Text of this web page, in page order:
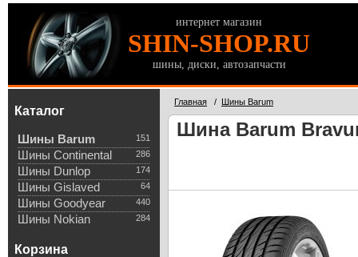
интернет магазин
SHIN-SHOP.RU
шины, диски, автозапчасти
Каталог
151
Шины Barum
286
Шины Continental
174
Шины Dunlop
64
Шины Gislaved
440
Шины Goodyear
284
Шины Nokian
Корзина
Главная / Шины Barum
Шина Barum